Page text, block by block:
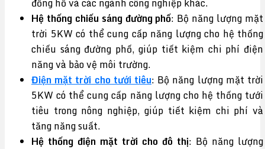
Hệ thống chiếu sáng đường phố: Bộ năng lượng mặt
trời 5KW có thể cung cấp năng lượng cho hệ thống
chiếu sáng đường phố, giúp tiết kiệm chi phí điện
năng và bảo vệ môi trường.
Điện mặt trời cho tưới tiêu: Bộ năng lượng mặt trời
5KW có thể cung cấp năng lượng cho hệ thống tưới
tiêu trong nông nghiệp, giúp tiết kiệm chi phí và
tăng năng suất.
Hệ thống điện mặt trời cho đô thị: Bộ năng lượng